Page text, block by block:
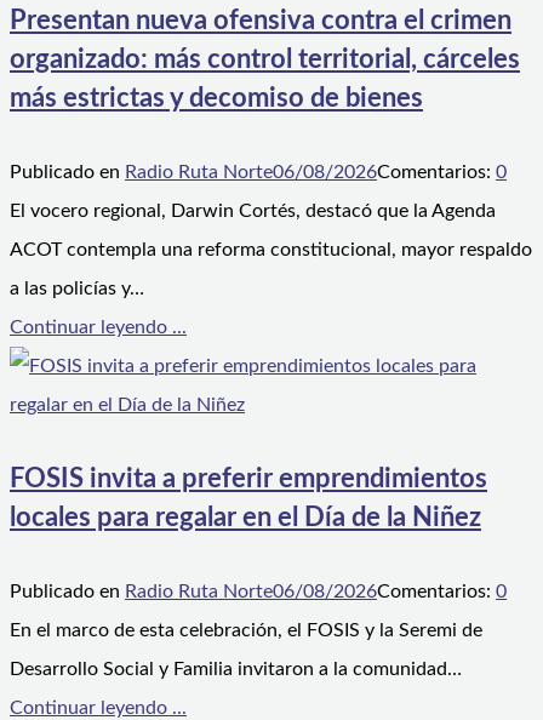
Presentan nueva ofensiva contra el crimen
organizado: más control territorial, cárceles
más estrictas y decomiso de bienes
Publicado en Radio Ruta Norte06/08/2026Comentarios: 0
El vocero regional, Darwin Cortés, destacó que la Agenda
ACOT contempla una reforma constitucional, mayor respaldo
a las policías y…
Continuar leyendo ...
FOSIS invita a preferir emprendimientos
locales para regalar en el Día de la Niñez
Publicado en Radio Ruta Norte06/08/2026Comentarios: 0
En el marco de esta celebración, el FOSIS y la Seremi de
Desarrollo Social y Familia invitaron a la comunidad…
Continuar leyendo ...